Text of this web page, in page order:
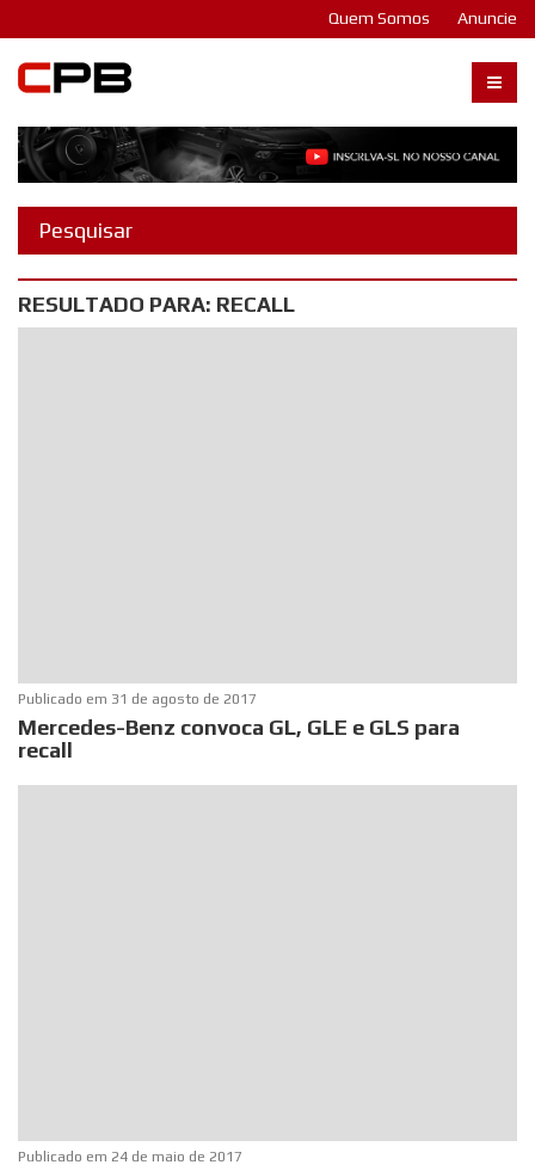
Quem Somos Anuncie
RESULTADO PARA: RECALL
Publicado em 31 de agosto de 2017
Mercedes-Benz convoca GL, GLE e GLS para
recall
Publicado em 24 de maio de 2017